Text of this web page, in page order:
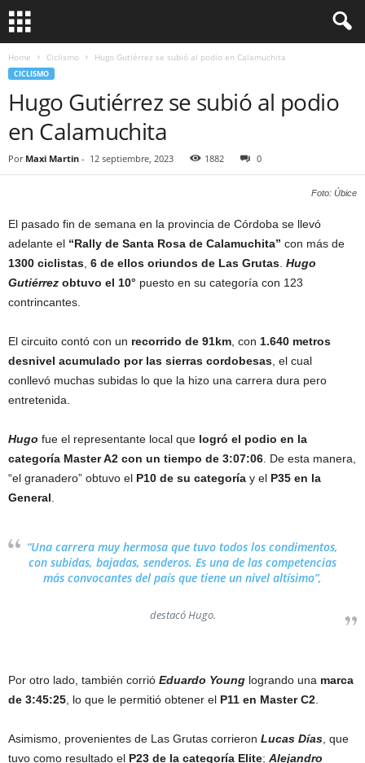
Home Ciclismo Hugo Gutiérrez se subió al podio en Calamuchita
CICLISMO
Hugo Gutiérrez se subió al podio
en Calamuchita
Por Maxi Martin - 12 septiembre, 2023 1882 0
Foto: Úbice
El pasado fin de semana en la provincia de Córdoba se llevó
adelante el “Rally de Santa Rosa de Calamuchita” con más de
1300 ciclistas 6 de ellos oriundos de Las Grutas Hugo
Gutiérrez obtuvo el 10° puesto en su categoría con 123
contrincantes.
El circuito contó con un recorrido de 91km , con 1.640 metros
desnivel acumulado por las sierras cordobesas , el cual
conllevó muchas subidas lo que la hizo una carrera dura pero
entretenida.
Hugo fue el representante local que logró el podio en la
categoría Master A2 con un tiempo de 3:07:06 . De esta manera,
“el granadero” obtuvo el P10 de su categoría y el P35 en la
General
“Una carrera muy hermosa que tuvo todos los condimentos,
con subidas, bajadas, senderos. Es una de las competencias
más convocantes del país que tiene un nivel altísimo”,
destacó Hugo.
Por otro lado, también corrió Eduardo Young logrando una marca
de 3:45:25 , lo que le permitió obtener el P11 en Master C2
Asimismo, provenientes de Las Grutas corrieron Lucas Días , que
tuvo como resultado el P23 de la categoría Elite; Alejandro